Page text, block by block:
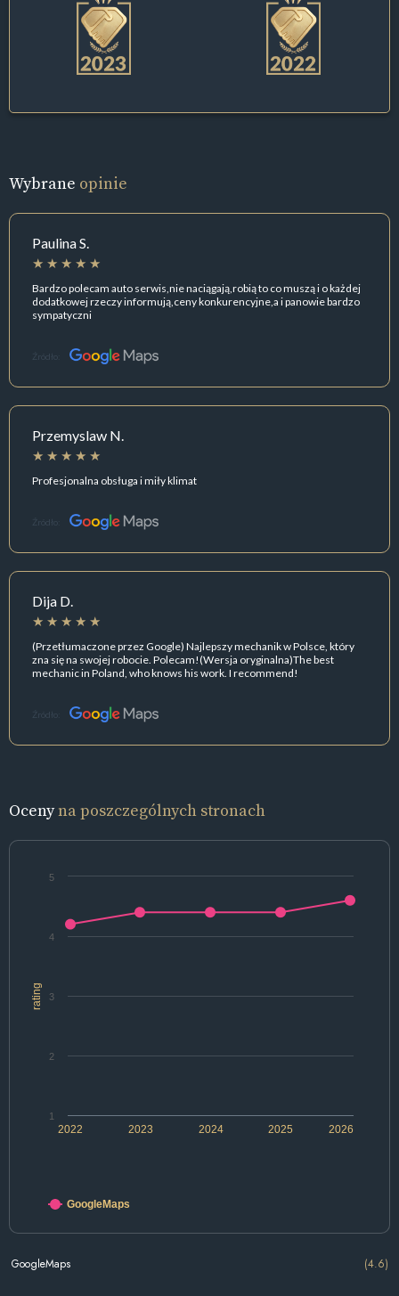
Wybrane opinie
Paulina S.
Bardzo polecam auto serwis,nie naciągają,robią to co muszą i o każdej
dodatkowej rzeczy informują,ceny konkurencyjne,a i panowie bardzo
sympatyczni
Źródło:
Przemyslaw N.
Profesjonalna obsługa i miły klimat
Źródło:
Dija D.
(Przetłumaczone przez Google) Najlepszy mechanik w Polsce, który
zna się na swojej robocie. Polecam!(Wersja oryginalna)The best
mechanic in Poland, who knows his work. I recommend!
Źródło:
Ocenyna poszczególnych stronach
rating
2022 2024 2026
2023 2025
1
2
3
4
5
GoogleMaps
GoogleMaps (4.6)